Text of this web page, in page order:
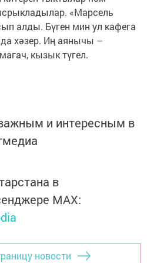
«Марсель
алды. Бүген мин ул кафега
хәзер. Иң аянычы –
кызык түгел.
и интересным в
в
MАХ:
новости